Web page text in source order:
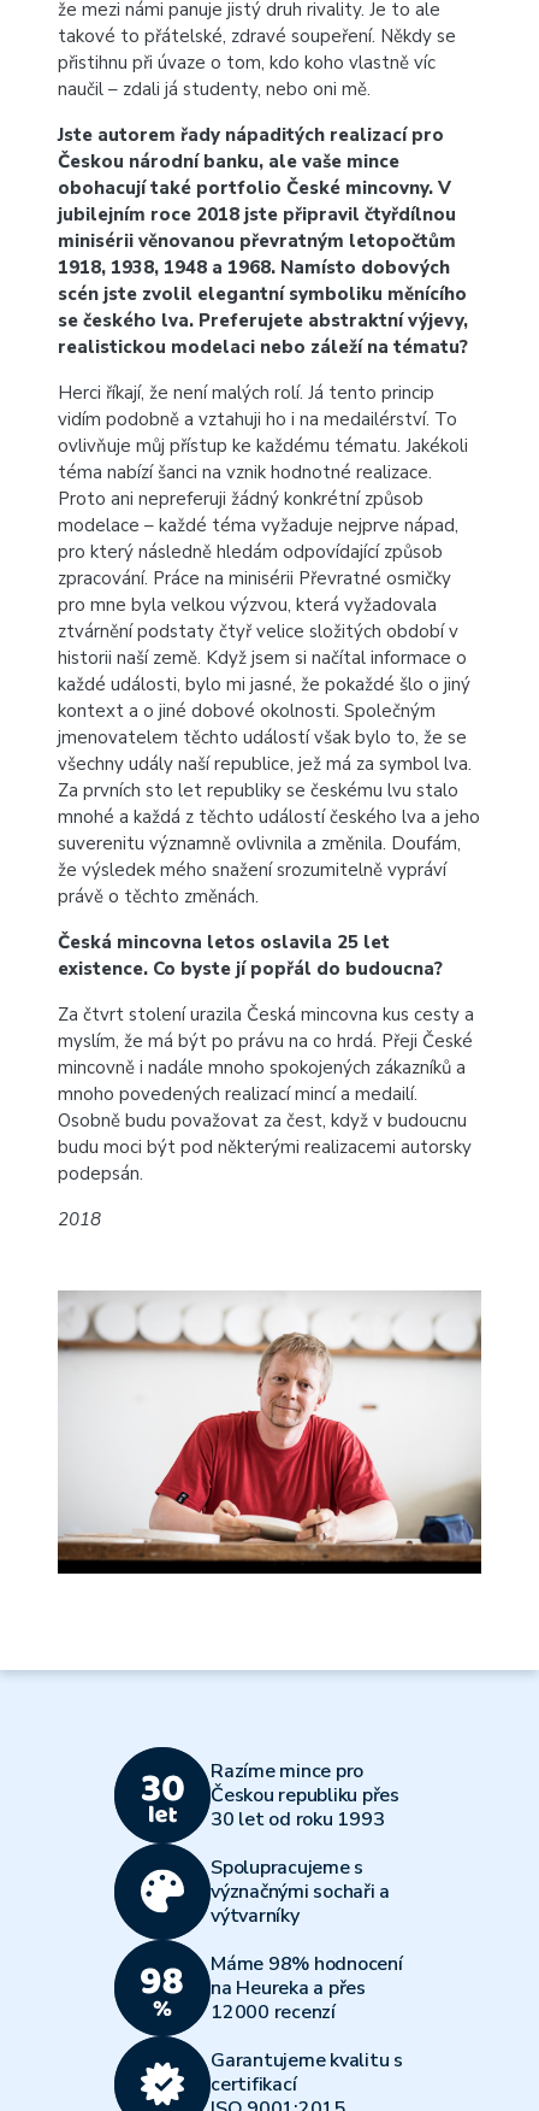
že mezi námi panuje jistý druh rivality. Je to ale
takové to přátelské, zdravé soupeření. Někdy se
přistihnu při úvaze o tom, kdo koho vlastně víc
naučil – zdali já studenty, nebo oni mě.
Jste autorem řady nápaditých realizací pro
Českou národní banku, ale vaše mince
obohacují také portfolio České mincovny. V
jubilejním roce 2018 jste připravil čtyřdílnou
minisérii věnovanou převratným letopočtům
1918, 1938, 1948 a 1968. Namísto dobových
scén jste zvolil elegantní symboliku měnícího
se českého lva. Preferujete abstraktní výjevy,
realistickou modelaci nebo záleží na tématu?
Herci říkají, že není malých rolí. Já tento princip
vidím podobně a vztahuji ho i na medailérství. To
ovlivňuje můj přístup ke každému tématu. Jakékoli
téma nabízí šanci na vznik hodnotné realizace.
Proto ani nepreferuji žádný konkrétní způsob
modelace – každé téma vyžaduje nejprve nápad,
pro který následně hledám odpovídající způsob
zpracování. Práce na minisérii Převratné osmičky
pro mne byla velkou výzvou, která vyžadovala
ztvárnění podstaty čtyř velice složitých období v
historii naší země. Když jsem si načítal informace o
každé události, bylo mi jasné, že pokaždé šlo o jiný
kontext a o jiné dobové okolnosti. Společným
jmenovatelem těchto událostí však bylo to, že se
všechny udály naší republice, jež má za symbol lva.
Za prvních sto let republiky se českému lvu stalo
mnohé a každá z těchto událostí českého lva a jeho
suverenitu významně ovlivnila a změnila. Doufám,
že výsledek mého snažení srozumitelně vypráví
právě o těchto změnách.
Česká mincovna letos oslavila 25 let
existence. Co byste jí popřál do budoucna?
Za čtvrt stolení urazila Česká mincovna kus cesty a
myslím, že má být po právu na co hrdá. Přeji České
mincovně i nadále mnoho spokojených zákazníků a
mnoho povedených realizací mincí a medailí.
Osobně budu považovat za čest, když v budoucnu
budu moci být pod některými realizacemi autorsky
podepsán.
2018
Razíme mince pro
Českou republiku přes
30 let od roku 1993
Spolupracujeme s
význačnými sochaři a
výtvarníky
Máme 98% hodnocení
na Heureka a přes
12000 recenzí
Garantujeme kvalitu s
certifikací